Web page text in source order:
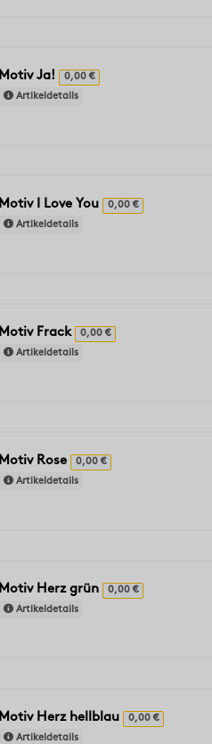
Motiv Ja! 0,00 €
Artikeldetails
Motiv I Love You 0,00 €
Artikeldetails
Motiv Frack 0,00 €
Artikeldetails
Motiv Rose 0,00 €
Artikeldetails
Motiv Herz grün 0,00 €
Artikeldetails
Motiv Herz hellblau 0,00 €
Artikeldetails